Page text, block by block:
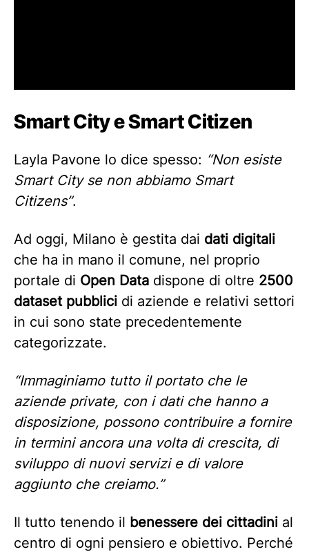
Smart City e Smart Citizen
Layla Pavone lo dice spesso: “Non esiste
Smart City se non abbiamo Smart
Citizens”.
Ad oggi, Milano è gestita dai dati digitali
che ha in mano il comune, nel proprio
portale di Open Data dispone di oltre 2500
dataset pubblici di aziende e relativi settori
in cui sono state precedentemente
categorizzate.
“Immaginiamo tutto il portato che le
aziende private, con i dati che hanno a
disposizione, possono contribuire a fornire
in termini ancora una volta di crescita, di
sviluppo di nuovi servizi e di valore
aggiunto che creiamo.”
Il tutto tenendo il benessere dei cittadini al
centro di ogni pensiero e obiettivo. Perché